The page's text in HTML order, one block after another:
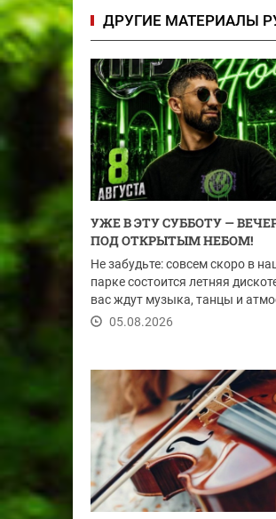
ДРУГИЕ МАТЕРИАЛЫ
УЖЕ В ЭТУ СУББОТУ —
ПОД ОТКРЫТЫМ НЕБОМ!
Не забудьте: совсем скоро в
парке состоится летняя
вас ждут музыка, танцы и
настоящего...
05.08.2026